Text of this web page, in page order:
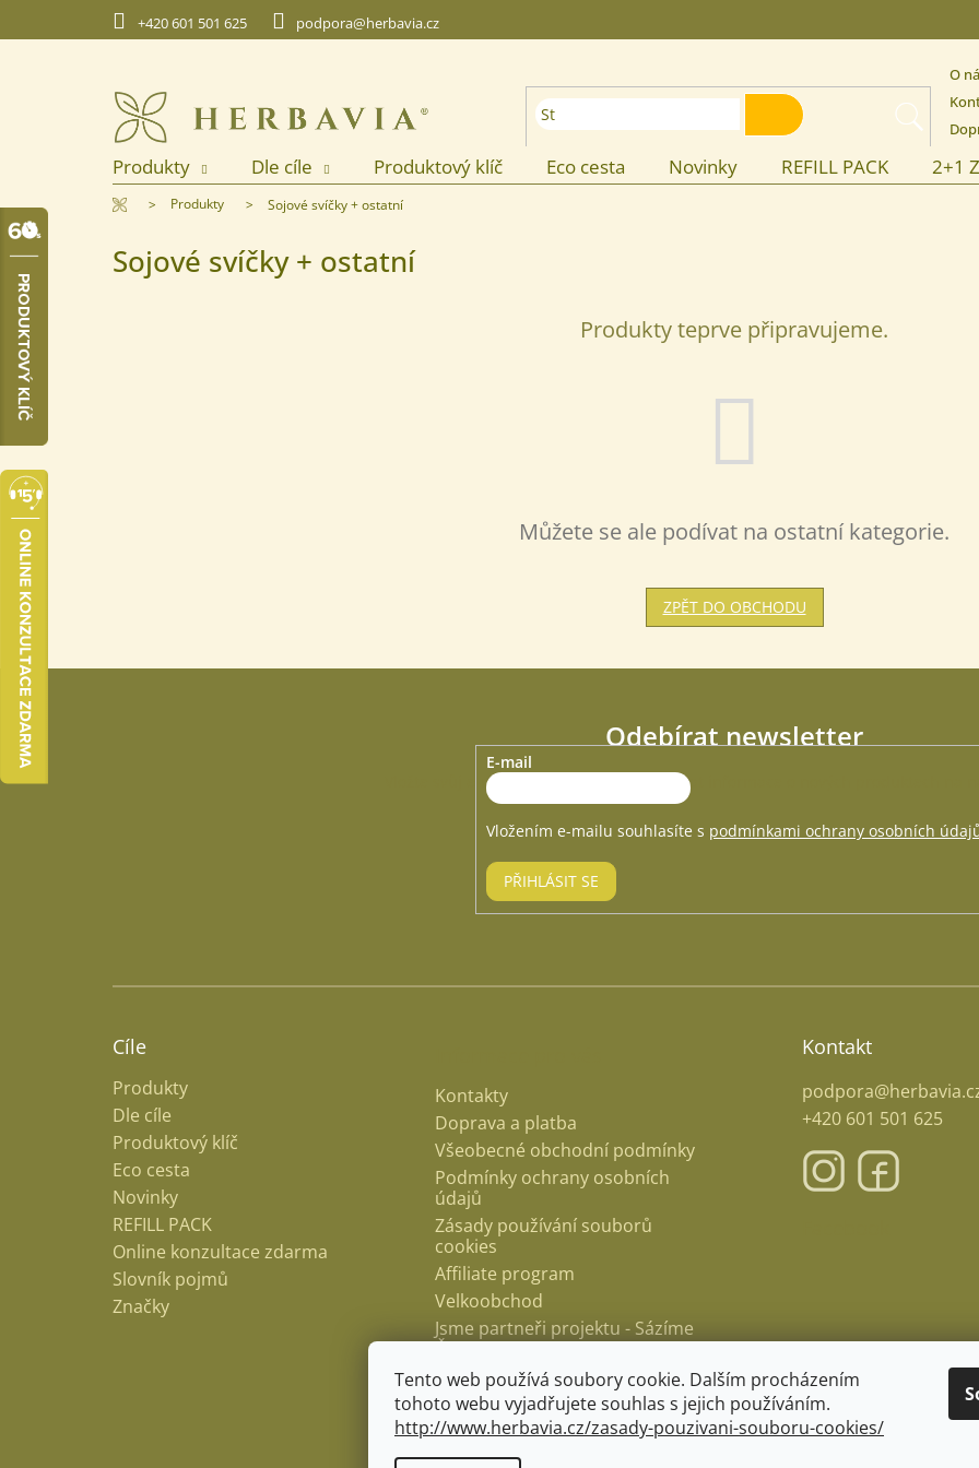
Tento web používá soubory cookie. Dalším procházením
tohoto webu vyjadřujete souhlas s jejich používáním.
http://www.herbavia.cz/zasady-pouzivani-souboru-cookies/
+420 601 501 625 podpora@herbavia.cz
HLEDAT
O
Produkty Dle cíle Produktový klíč Eco cesta Novinky REFILL PACK 2+1
Domů Produkty Sojové svíčky + ostatní
Sojové svíčky + ostatní
Produkty teprve připravujeme.
Můžete se ale podívat na ostatní kategorie.
ZPĚT DO OBCHODU
Odebírat newsletter
Vložte svůj e-mail a my vám budeme zasílat informace o nových produktech na
E-mail
Vložením e-mailu souhlasíte s podmínkami ochrany osobních
PŘIHLÁSIT SE
Cíle
Produkty
Dle cíle
Produktový klíč
Eco cesta
Novinky
REFILL PACK
Online konzultace zdarma
Slovník pojmů
Značky
Kontakty
Doprava a platba
Všeobecné obchodní podmínky
Podmínky ochrany osobních
údajů
Zásady používání souborů
cookies
Affiliate program
Velkoobchod
Jsme partneři projektu - Sázíme
Česko
Hodnocení obchodu
Blog
Kontakt
+420 601 501 625